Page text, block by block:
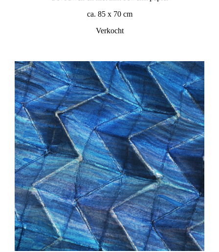
ca. 85 x 70 cm
Verkocht